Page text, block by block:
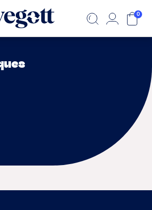
0